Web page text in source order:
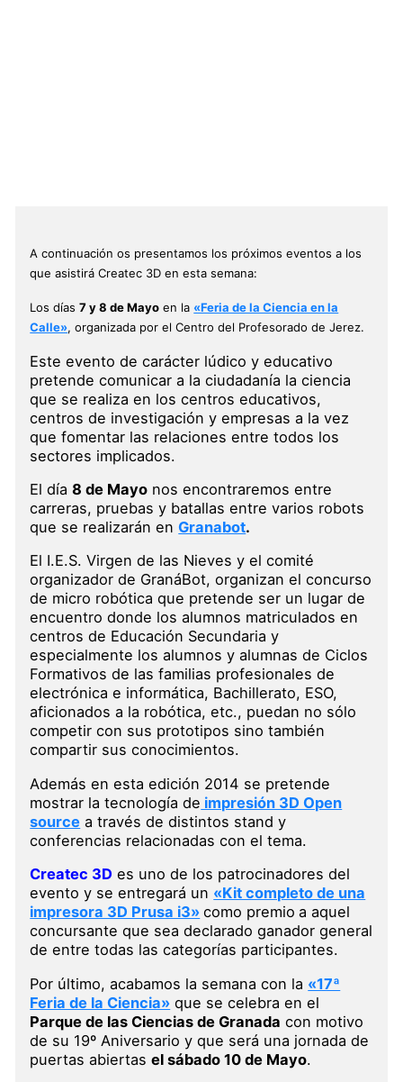
A continuación os presentamos los próximos eventos a los
que asistirá Createc 3D en esta semana:
Los días7 y 8 de Mayo en la «Feria de la Ciencia en la
Calle», organizada por el Centro del Profesorado de Jerez.
Este evento de carácter lúdico y educativo
pretende comunicar a la ciudadanía la ciencia
que se realiza en los centros educativos,
centros de investigación y empresas a la vez
que fomentar las relaciones entre todos los
sectores implicados.
El día8 de Mayo nos encontraremos entre
carreras, pruebas y batallas entre varios robots
que se realizarán enGranabot.
El I.E.S. Virgen de las Nieves y el comité
organizador de GranáBot, organizan el concurso
de micro robótica que pretende ser un lugar de
encuentro donde los alumnos matriculados en
centros de Educación Secundaria y
especialmente los alumnos y alumnas de Ciclos
Formativos de las familias profesionales de
electrónica e informática, Bachillerato, ESO,
aficionados a la robótica, etc., puedan no sólo
competir con sus prototipos sino también
compartir sus conocimientos.
Además en esta edición 2014 se pretende
mostrar la tecnología de impresión 3D Open
source a través de distintos stand y
conferencias relacionadas con el tema.
Createc 3D es uno de los patrocinadores del
evento y se entregará un «Kit completo de una
impresora 3D Prusa i3» como premio a aquel
concursante que sea declarado ganador general
de entre todas las categorías participantes.
Por último, acabamos la semana con la «17ª
Feria de la Ciencia» que se celebra en el
Parque de las Ciencias de Granada con motivo
de su 19º Aniversario y que será una jornada de
puertas abiertasel sábado 10 de Mayo.